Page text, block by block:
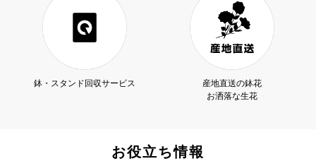
鉢・スタンド回収サービス
産地直送の鉢花
お洒落な生花
お役立ち情報